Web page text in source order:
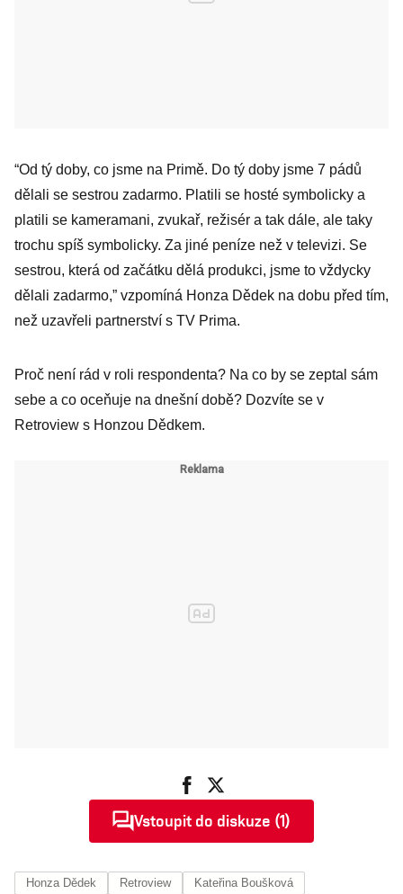
“Od tý doby, co jsme na Primě. Do tý doby jsme 7 pádů
dělali se sestrou zadarmo. Platili se hosté symbolicky a
platili se kameramani, zvukař, režisér a tak dále, ale taky
trochu spíš symbolicky. Za jiné peníze než v televizi. Se
sestrou, která od začátku dělá produkci, jsme to vždycky
dělali zadarmo,” vzpomíná Honza Dědek na dobu před tím,
než uzavřeli partnerství s TV Prima.
Proč není rád v roli respondenta? Na co by se zeptal sám
sebe a co oceňuje na dnešní době? Dozvíte se v
Retroview s Honzou Dědkem.
Vstoupit do diskuze (1)
Honza Dědek Retroview Kateřina Boušková